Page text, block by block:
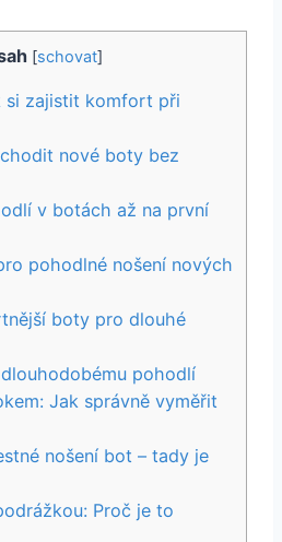
[schovat]
si zajistit komfort při
nové boty bez
⁣v botách až na první
pohodlné ⁤nošení nových
boty pro dlouhé
pohodlí
Jak správně vyměřit
nošení bot – tady je
Proč je ⁣to